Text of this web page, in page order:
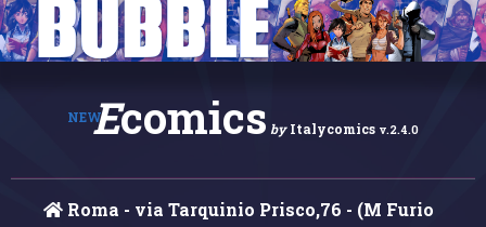
NEWEcomics by Italycomics v.2.4.0
Roma - via Tarquinio Prisco,76 - (M Furio